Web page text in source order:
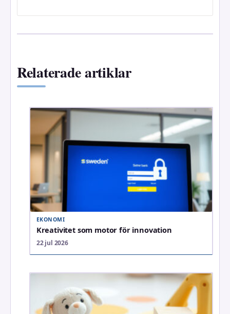
Relaterade artiklar
EKONOMI
Kreativitet som motor för innovation
22 jul 2026